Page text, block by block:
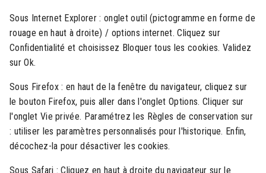
Sous Internet Explorer : onglet outil (pictogramme en forme de
rouage en haut à droite) / options internet. Cliquez sur
Confidentialité et choisissez Bloquer tous les cookies. Validez
sur Ok.
Sous Firefox : en haut de la fenêtre du navigateur, cliquez sur
le bouton Firefox, puis aller dans l'onglet Options. Cliquer sur
l'onglet Vie privée. Paramétrez les Règles de conservation sur
: utiliser les paramètres personnalisés pour l'historique. Enfin,
décochez-la pour désactiver les cookies.
Sous Safari : Cliquez en haut à droite du navigateur sur le